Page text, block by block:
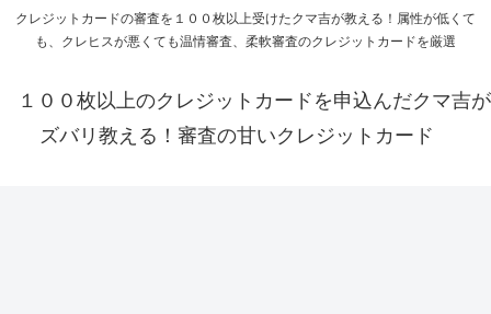
クレジットカードの審査を１００枚以上受けたクマ吉が教える！属性が低くて
も、クレヒスが悪くても温情審査、柔軟審査のクレジットカードを厳選
１００枚以上のクレジットカードを申込んだクマ吉が
ズバリ教える！審査の甘いクレジットカード